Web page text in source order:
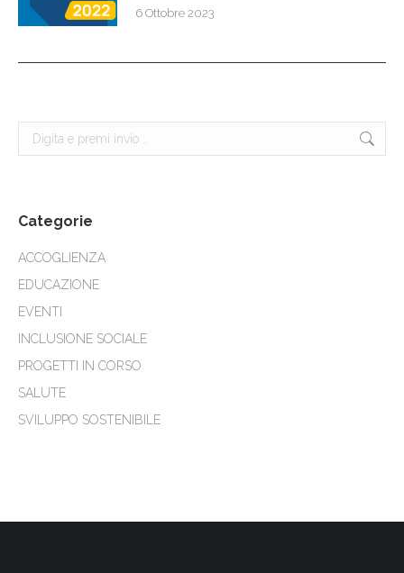
6 Ottobre 2023
Cerca:
Categorie
ACCOGLIENZA
EDUCAZIONE
EVENTI
INCLUSIONE SOCIALE
PROGETTI IN CORSO
SALUTE
SVILUPPO SOSTENIBILE